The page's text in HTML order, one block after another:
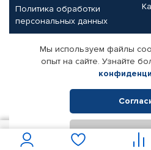
Политика обработки
персональных данных
Партнерам
Корпоративным клиентам
Поставщикам
© КАМАЗ ЦЕНТР ДОНЕЦК, 2015-2026.
Интернет-магазин автомобильных
Мы используем файлы
опыт на сайте. Узнайте